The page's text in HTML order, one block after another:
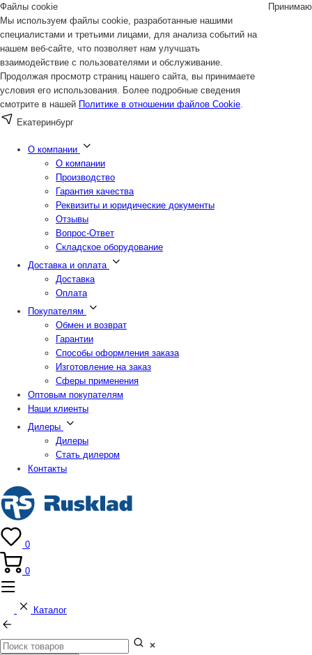
Файлы cookie
Мы используем файлы cookie, разработанные нашими
специалистами и третьими лицами, для анализа событий на
нашем веб-сайте, что позволяет нам улучшать
взаимодействие с пользователями и обслуживание.
Продолжая просмотр страниц нашего сайта, вы принимаете
условия его использования. Более подробные сведения
смотрите в нашей Политике в отношении файлов Cookie.
Принимаю
Екатеринбург
О компании
О компании
Производство
Гарантия качества
Реквизиты и юридические документы
Отзывы
Вопрос-Ответ
Складское оборудование
Доставка и оплата
Доставка
Оплата
Покупателям
Обмен и возврат
Гарантии
Способы оформления заказа
Изготовление на заказ
Сферы применения
Оптовым покупателям
Наши клиенты
Дилеры
Дилеры
Стать дилером
Контакты
0
0
Каталог